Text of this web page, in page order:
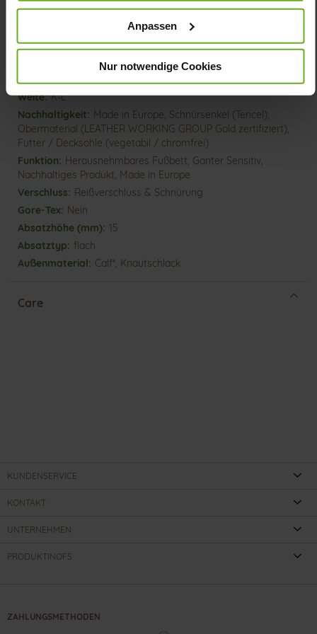
Anpassen
Nur notwendige Cookies
dämpfende PU-Sohle
Sensitiv
K-L
Made in Europe, Schnürsenkel (Tencel),
Obermaterial (LEATHER WORKING GROUP Gold zertifiziert),
Futter / Decksohle (vegetabil / chromfrei)
Herausnehmbares Fußbett, Ganter Sensitiv,
Nachhaltiges Produkt, Made in Europe
Reißverschluss & Schnürung
Nein
15
flach
Calf*, Knautschlack
Care
KUNDENSERVICE
KONTAKT
UNTERNEHMEN
PRODUKTINOFS
ZAHLUNGSMETHODEN